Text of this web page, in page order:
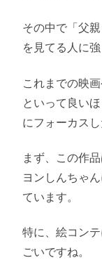
その中で「父
を見てる人に
これまでの映
といって良い
にフォーカスし
まず、この作
ヨンしんちゃ
ています。
特に、絵コン
ごいですね。